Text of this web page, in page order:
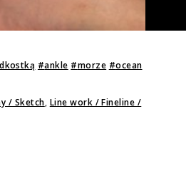
#ankle #morze #ocean
/ Sketch, Line work / Fineline /